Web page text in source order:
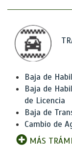
Baja de
Baja de
de Licencia
Baja de
Cambio de
MÁS